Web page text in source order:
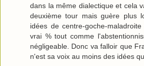
dans la même dialectique et cela
deuxième tour mais guère plus
idées de centre-goche-
vrai % tout comme
négligeable. Donc va falloir que
n'est sa voix au moins des idées